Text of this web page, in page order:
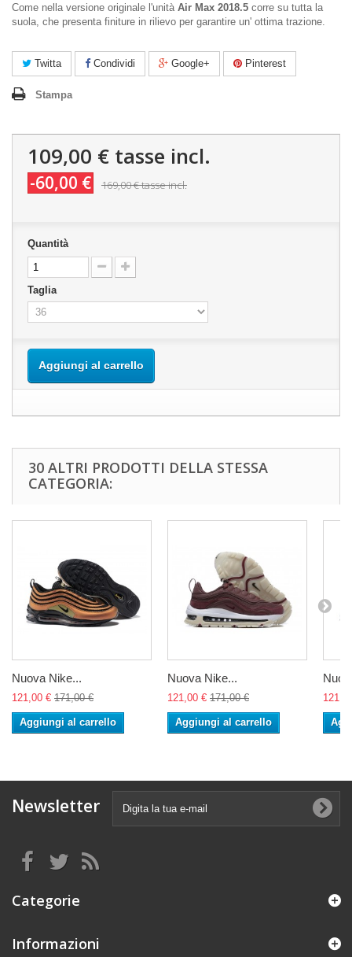
Come nella versione originale l'unità Air Max 2018.5 corre su tutta la
suola, che presenta finiture in rilievo per garantire un' ottima trazione.
Twitta Condividi Google+ Pinterest
Stampa
109,00 € tasse incl.
-60,00 € 169,00 €tasse incl.
Quantità
Taglia
Aggiungi al carrello
30 ALTRI PRODOTTI DELLA STESSA
CATEGORIA:
Nuova Nike...
121,00 € 171,00 €
Aggiungi al carrello
Nuova Nike...
121,00 € 171,00 €
Aggiungi al carrello
Newsletter
Categorie
Informazioni